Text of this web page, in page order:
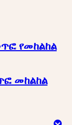
የመከልከል
መከልከል